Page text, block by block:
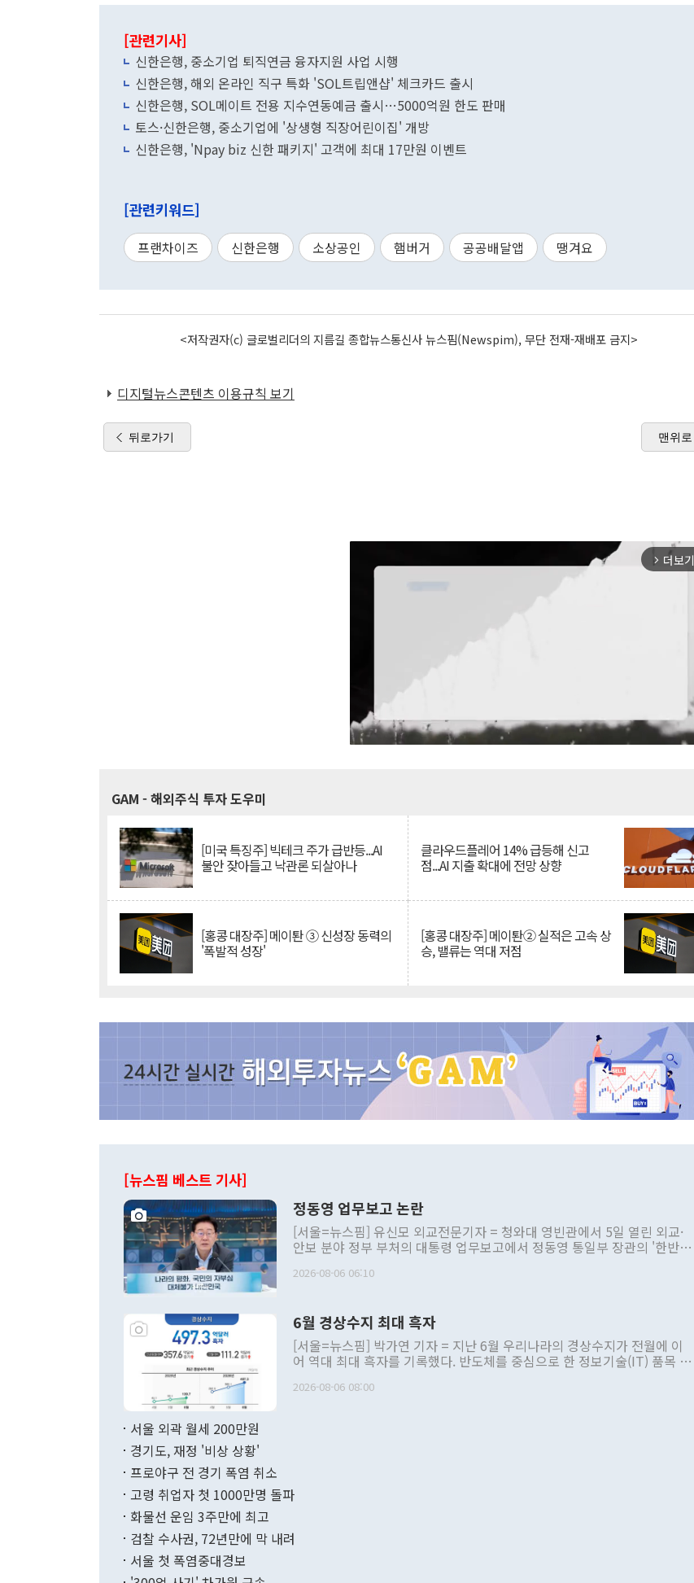
[관련기사]
신한은행, 중소기업 퇴직연금 융자지원 사업 시행
신한은행, 해외 온라인 직구 특화 'SOL트립앤샵' 체크카드 출시
신한은행, SOL메이트 전용 지수연동예금 출시…5000억원 한도 판매
토스·신한은행, 중소기업에 '상생형 직장어린이집' 개방
신한은행, 'Npay biz 신한 패키지' 고객에 최대 17만원 이벤트
[관련키워드]
프랜차이즈 신한은행 소상공인 햄버거 공공배달앱 땡겨요
<저작권자(c) 글로벌리더의 지름길 종합뉴스통신사 뉴스핌(Newspim), 무단 전재-재배포 금지>
디지털뉴스콘텐츠 이용규칙 보기
뒤로가기 맨위로
arrow_forward_ios 더보기
GAM - 해외주식 투자 도우미
[미국 특징주] 빅테크 주가 급반등...AI
불안 잦아들고 낙관론 되살아나
클라우드플레어 14% 급등해 신고
점...AI 지출 확대에 전망 상향
[홍콩 대장주] 메이퇀 ③ 신성장 동력의
'폭발적 성장'
[홍콩 대장주] 메이퇀② 실적은 고속 상
승, 밸류는 역대 저점
[뉴스핌 베스트 기사]
정동영 업무보고 논란
[서울=뉴스핌] 유신모 외교전문기자 = 청와대 영빈관에서 5일 열린 외교·
안보 분야 정부 부처의 대통령 업무보고에서 정동영 통일부 장관의 '한반도
발언 중에는 정부 내 조율을 거치지 않은 사안을 정책으로 추진하겠다고 공
주의적 희망에 근거한 비현실적 구상'이라는 비판을 내놨다. 그동안 정 장
관의 대북 정책 관련 발언이 물의를 빚은 적은 여러 번 있지만 대통령과 유
관 부처 장관이 공개적으로 부정적 입장을 표명한 것은 이례적이다. 정 장
관의 무리한 대북 접근법과 월권을 제어해야 한다는 목소리도 높아지고 있
다. [정동영 통일부 장관이 지난달 23일 오후 서울 종로구 정부서울청사에
무너졌다고도 했다. 또 "현 시점에서 흘러간 선(先)비핵화만 되뇌는 것은
함께 4자 대화의 동력을 확보하기 위해 최선을 다할 것"이라고 말했다. 하
2026-08-06 06:10
6월 경상수지 최대 흑자
[서울=뉴스핌] 박가연 기자 = 지난 6월 우리나라의 경상수지가 전월에 이
어 역대 최대 흑자를 기록했다. 반도체를 중심으로 한 정보기술(IT) 품목 수
료=한국은행] 한국은행이 6일 발표한 '2026년 6월 국제수지(잠정)'에 따르
며 월간 기준 처음으로 1000억달러를 넘어섰다. 상품수입은 644억8000만
196.9% 급증했고 컴퓨터·주변기기(SSD)는 282.7% 증가했다. IT 품목
수출은 160.4% 늘었으며 비IT 품목도 ▲석유제품(47.5%) ▲화공품
2026-08-06 08:00
서울 외곽 월세 200만원
경기도, 재정 '비상 상황'
프로야구 전 경기 폭염 취소
고령 취업자 첫 1000만명 돌파
화물선 운임 3주만에 최고
검찰 수사권, 72년만에 막 내려
서울 첫 폭염중대경보